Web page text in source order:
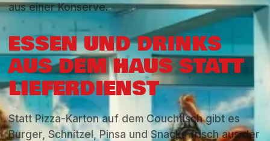
aus einer Konserve.
ESSEN UND DRINKS
AUS DEM HAUS STATT
LIEFERDIENST
Statt Pizza-Karton auf dem Couchtisch gibt es
Burger, Schnitzel, Pinsa und Snacks frisch aus der